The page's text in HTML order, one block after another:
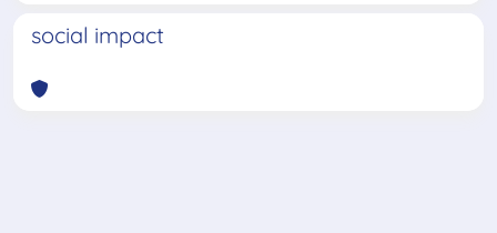
social impact